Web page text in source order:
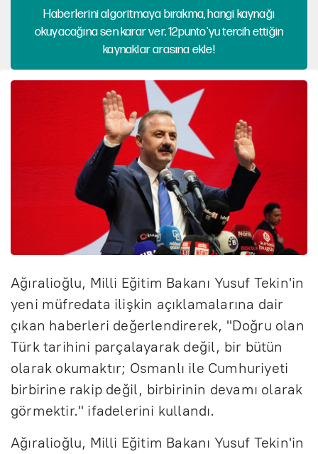
Haberlerini algoritmaya bırakma, hangi kaynağı
okuyacağına sen karar ver. 12punto'yu tercih ettiğin
kaynaklar arasına ekle!
Ağıralioğlu, Milli Eğitim Bakanı Yusuf Tekin'in
yeni müfredata ilişkin açıklamalarına dair
çıkan haberleri değerlendirerek, "Doğru olan
Türk tarihini parçalayarak değil, bir bütün
olarak okumaktır; Osmanlı ile Cumhuriyeti
birbirine rakip değil, birbirinin devamı olarak
görmektir." ifadelerini kullandı.
Ağıralioğlu, Milli Eğitim Bakanı Yusuf Tekin'in